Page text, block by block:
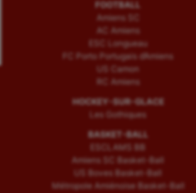
FOOTBALL
Amiens SC
AC Amiens
ESC Longueau
FC Porto Portugais d’Amiens
US Camon
RC Amiens
HOCKEY-SUR-GLACE
Les Gothiques
BASKET-BALL
ESCLAMS BB
Amiens SC Basket-Ball
US Boves Basket-Ball
Métropole Amiénoise Basket-Ball